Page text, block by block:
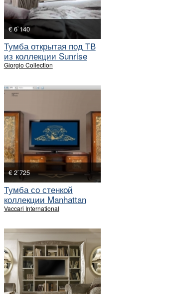
€ 6`140
Тумба открытая под ТВ
из коллекции Sunrise
Giorgio Collection
€ 2`725
Тумба со стенкой
коллекции Manhattan
Vaccari International